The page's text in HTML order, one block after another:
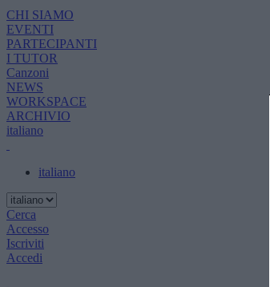
CHI SIAMO
EVENTI
PARTECIPANTI
I TUTOR
Canzoni
NEWS
WORKSPACE
ARCHIVIO
italiano
italiano
Cerca
Accesso
Iscriviti
Accedi